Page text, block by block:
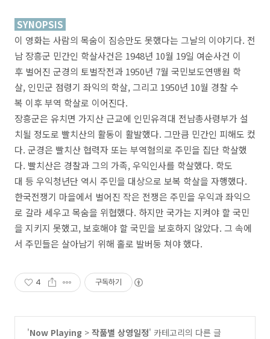
SYNOPSIS
이 영화는 사람의 목숨이 짐승만도 못했다는 그날의 이야기다. 전
남 장흥군 민간인 학살사건은 1948년 10월 19일 여순사건 이
후 벌어진 군경의 토벌작전과 1950년 7월 국민보도연맹원 학
살, 인민군 점령기 좌익의 학살, 그리고 1950년 10월 경찰 수
복 이후 부역 학살로 이어진다.
장흥군은 유치면 가지산 근교에 인민유격대 전남총사령부가 설
치될 정도로 빨치산의 활동이 활발했다. 그만큼 민간인 피해도 컸
다. 군경은 빨치산 협력자 또는 부역혐의로 주민을 집단 학살했
다. 빨치산은 경찰과 그의 가족, 우익인사를 학살했다. 학도
대 등 우익청년단 역시 주민을 대상으로 보복 학살을 자행했다.
한국전쟁기 마을에서 벌어진 작은 전쟁은 주민을 우익과 좌익으
로 갈라 세우고 목숨을 위협했다. 하지만 국가는 지켜야 할 국민
을 지키지 못했고, 보호해야 할 국민을 보호하지 않았다. 그 속에
서 주민들은 살아남기 위해 홀로 발버둥 쳐야 했다.
4 구독하기
'Now Playing > 작품별 상영일정' 카테고리의 다른 글